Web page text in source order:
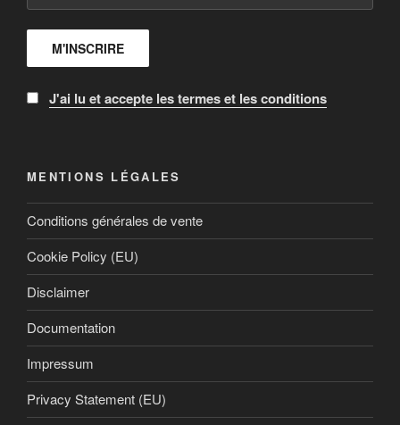
J'ai lu et accepte les termes et les conditions
MENTIONS LÉGALES
Conditions générales de vente
Cookie Policy (EU)
Disclaimer
Documentation
Impressum
Privacy Statement (EU)